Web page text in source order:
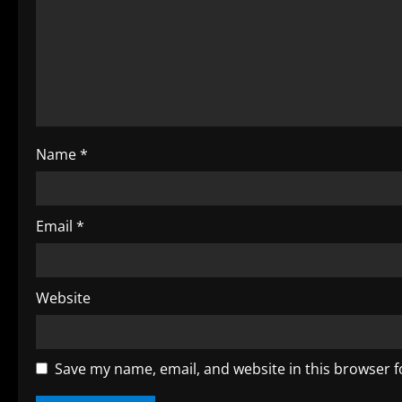
d
i
n
g
Name*
Email *
Website
Save my name, email, and website in this browser